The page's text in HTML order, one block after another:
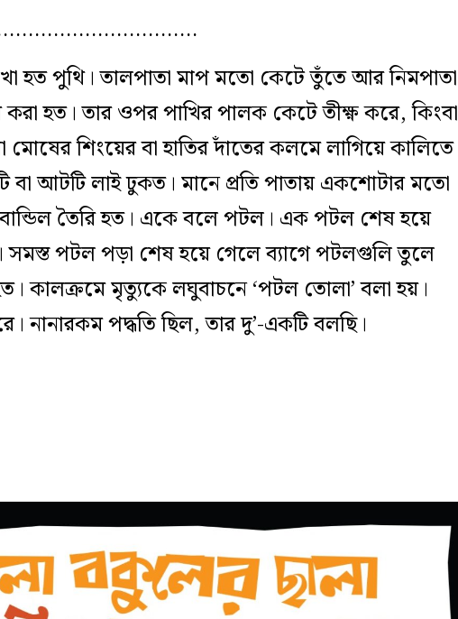
হত পুথি। তালপাতা মাপ মতো কেটে তুঁতে আর নিমপাতা
হত। তার ওপর পাখির পালক কেটে তীক্ষ্ণ করে, কিংবা
শিংয়ের বা হাতির দাঁতের কলমে লাগিয়ে কালিতে
বা আটটি লাই ঢুকত। মানে প্রতি পাতায় একশোটার মতো
তৈরি হত। একে বলে পটল। এক পটল শেষ হয়ে
সমস্ত পটল পড়া শেষ হয়ে গেলে ব‌্যাগে পটলগুলি তুলে
কালক্রমে মৃত‌্যুকে লঘুবাচনে ‘পটল তোলা’ বলা হয়।
নানারকম পদ্ধতি ছিল, তার দু’-একটি বলছি।